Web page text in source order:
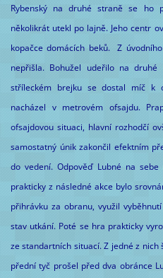
Rybenský na druhé straně se ho
několikrát utekl po lajně. Jeho centr
kopačce domácích beků. Z
nepřišla. Bohužel udeřilo na
stříleckém brejku se dostal míč k
nacházel v metrovém ofsajdu.
ofsajdovou situaci, hlavní rozhodčí
samostatný únik zakončil efektním
do vedení. Odpověď Lubné na
prakticky z následné akce bylo
přihrávku za obranu, využil
stav utkání. Poté se hra prakticky
ze standartních situací. Z jedné z
přední tyč prošel před dva obránce